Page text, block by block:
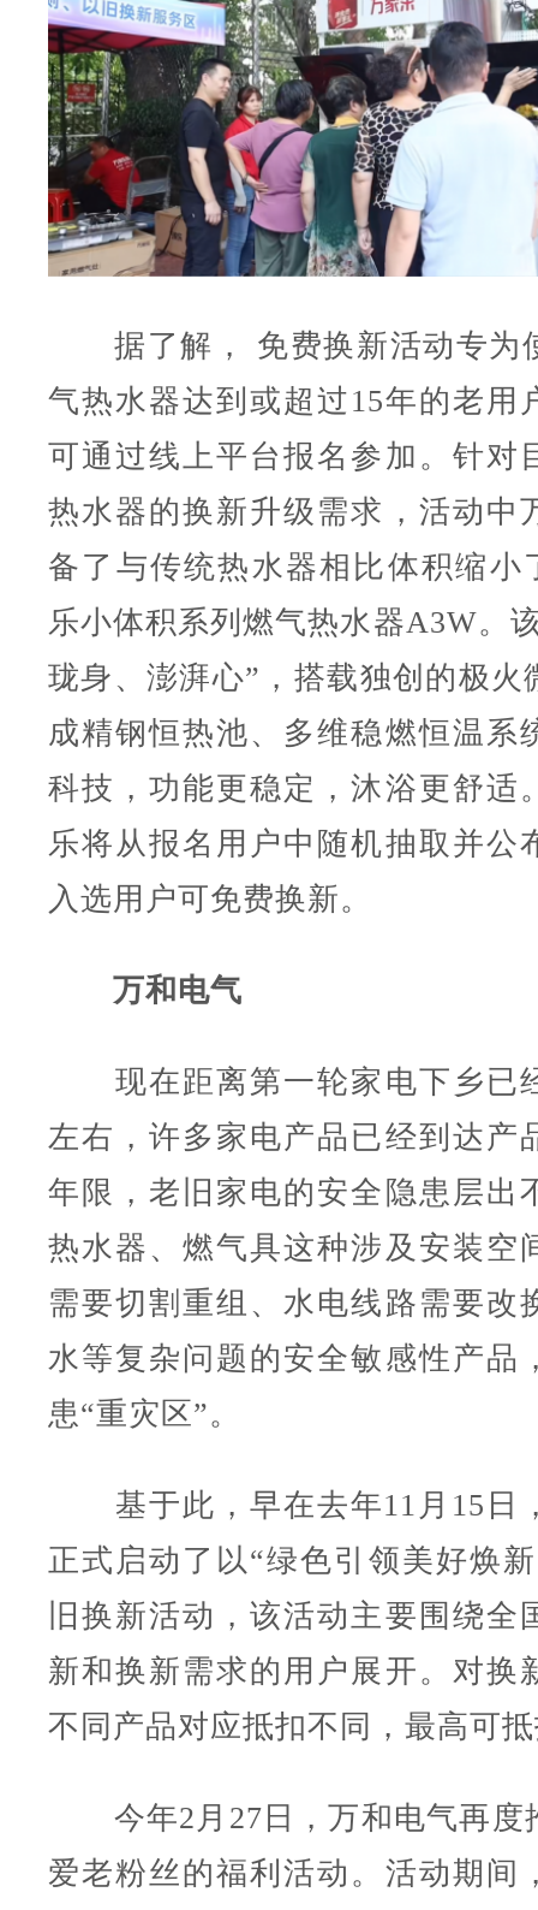
据了解， 免费换新活动专为
气热水器达到或超过15年的老用
可通过线上平台报名参加。针对
热水器的换新升级需求，活动中
备了与传统热水器相比体积缩小
乐小体积系列燃气热水器A3W。
珑身、澎湃心”，搭载独创的极火
成精钢恒热池、多维稳燃恒温系
科技，功能更稳定，沐浴更舒适
乐将从报名用户中随机抽取并公
入选用户可免费换新。
万和电气
现在距离第一轮家电下乡已
左右，许多家电产品已经到达产
年限，老旧家电的安全隐患层出
热水器、燃气具这种涉及安装空
需要切割重组、水电线路需要改
水等复杂问题的安全敏感性产品
患“重灾区”。
基于此，早在去年11月15日
正式启动了以“绿色引领美好焕
旧换新活动，该活动主要围绕全
新和换新需求的用户展开。对换
不同产品对应抵扣不同，最高可
今年2月27日，万和电气再度
爱老粉丝的福利活动。活动期间